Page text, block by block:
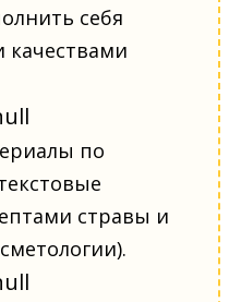
себя
по
стравы и